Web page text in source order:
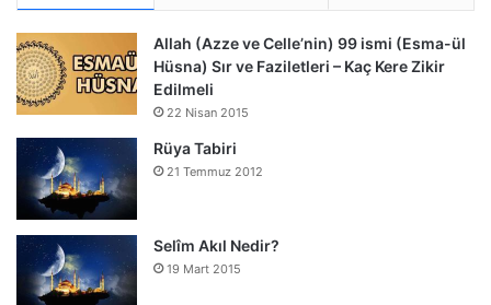
Allah (Azze ve Celle’nin) 99 ismi (Esma-ül
Hüsna) Sır ve Faziletleri – Kaç Kere Zikir
Edilmeli
22 Nisan 2015
Rüya Tabiri
21 Temmuz 2012
Selîm Akıl Nedir?
19 Mart 2015